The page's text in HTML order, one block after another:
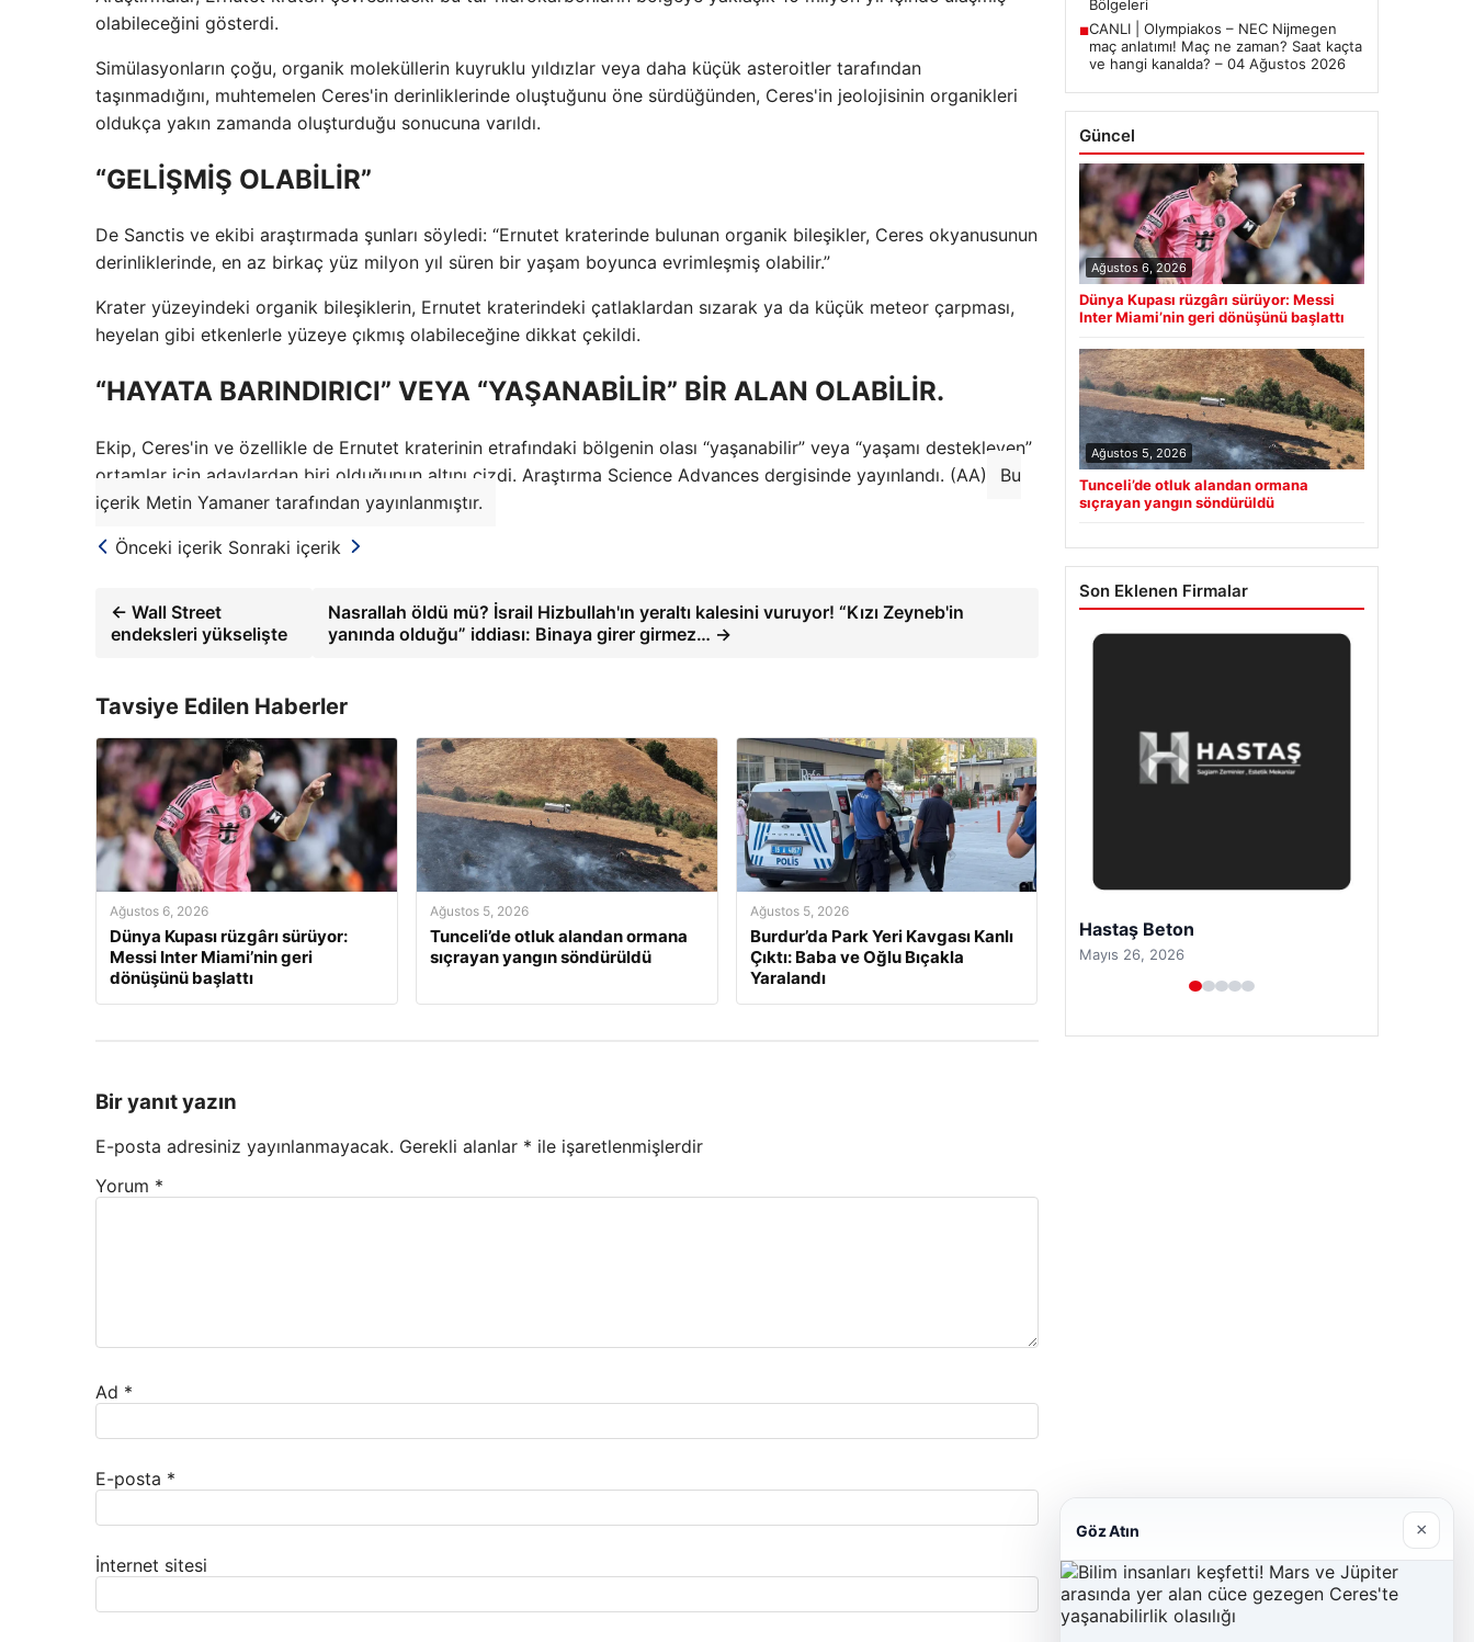
olabileceğini gösterdi.
Simülasyonların çoğu, organik moleküllerin kuyruklu yıldızlar veya daha küçük asteroitler tarafından
taşınmadığını, muhtemelen Ceres'in derinliklerinde oluştuğunu öne sürdüğünden, Ceres'in jeolojisinin organikleri
oldukça yakın zamanda oluşturduğu sonucuna varıldı.
“GELİŞMİŞ OLABİLİR”
De Sanctis ve ekibi araştırmada şunları söyledi: “Ernutet kraterinde bulunan organik bileşikler, Ceres okyanusunun
derinliklerinde, en az birkaç yüz milyon yıl süren bir yaşam boyunca evrimleşmiş olabilir.”
Krater yüzeyindeki organik bileşiklerin, Ernutet kraterindeki çatlaklardan sızarak ya da küçük meteor çarpması,
heyelan gibi etkenlerle yüzeye çıkmış olabileceğine dikkat çekildi.
“HAYATA BARINDIRICI” VEYA “YAŞANABİLİR” BİR ALAN OLABİLİR.
Ekip, Ceres'in ve özellikle de Ernutet kraterinin etrafındaki bölgenin olası “yaşanabilir” veya “yaşamı destekleyen”
ortamlar için adaylardan biri olduğunun altını çizdi. Araştırma Science Advances dergisinde yayınlandı. (AA)
Bu
içerik Metin Yamaner tarafından yayınlanmıştır.
Önceki içerik Sonraki içerik
← Wall Street
endeksleri yükselişte
Nasrallah öldü mü? İsrail Hizbullah'ın yeraltı kalesini vuruyor! “Kızı Zeyneb'in
yanında olduğu” iddiası: Binaya girer girmez… →
Tavsiye Edilen Haberler
Ağustos 6, 2026
Dünya Kupası rüzgârı sürüyor:
Messi Inter Miami’nin geri
dönüşünü başlattı
Ağustos 5, 2026
Tunceli’de otluk alandan ormana
sıçrayan yangın söndürüldü
Ağustos 5, 2026
Burdur’da Park Yeri Kavgası Kanlı
Çıktı: Baba ve Oğlu Bıçakla
Yaralandı
Bir yanıt yazın
E-posta adresiniz yayınlanmayacak. Gerekli alanlar * ile işaretlenmişlerdir
Yorum *
Ad *
E-posta *
İnternet sitesi
Bölgeleri
■CANLI | Olympiakos – NEC Nijmegen
maç anlatımı! Maç ne zaman? Saat kaçta
ve hangi kanalda? – 04 Ağustos 2026
Güncel
Ağustos 6, 2026
Dünya Kupası rüzgârı sürüyor: Messi
Inter Miami’nin geri dönüşünü başlattı
Ağustos 5, 2026
Tunceli’de otluk alandan ormana
sıçrayan yangın söndürüldü
Son Eklenen Firmalar
Prenses Night Club
Nisan 29, 2026
Göz Atın ×